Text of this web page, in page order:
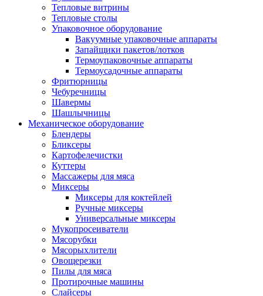
Тепловые витрины
Тепловые столы
Упаковочное оборудование
Вакуумные упаковочные аппараты
Запайщики пакетов/лотков
Термоупаковочные аппараты
Термоусадочные аппараты
Фритюрницы
Чебуречницы
Шавермы
Шашлычницы
Механическое оборудование
Блендеры
Бликсеры
Картофелечистки
Куттеры
Массажеры для мяса
Миксеры
Миксеры для коктейлей
Ручные миксеры
Универсальные миксеры
Мукопросеиватели
Мясорубки
Мясорыхлители
Овощерезки
Пилы для мяса
Протирочные машины
Слайсеры